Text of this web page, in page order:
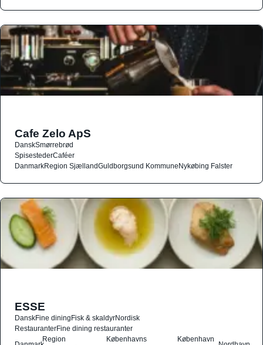
Cafe Zelo ApS
DanskSmørrebrød
SpisestederCaféer
DanmarkRegion SjællandGuldborgsund KommuneNykøbing Falster
ESSE
DanskFine diningFisk & skaldyrNordisk
RestauranterFine dining restauranter
Region
Københavns
København